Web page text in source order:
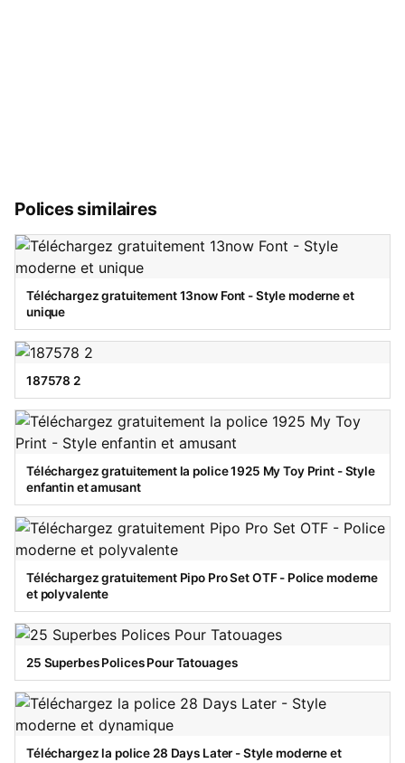
Polices similaires
Téléchargez gratuitement 13now Font - Style moderne et
unique
187578 2
Téléchargez gratuitement la police 1925 My Toy Print - Style
enfantin et amusant
Téléchargez gratuitement Pipo Pro Set OTF - Police moderne
et polyvalente
25 Superbes Polices Pour Tatouages
Téléchargez la police 28 Days Later - Style moderne et